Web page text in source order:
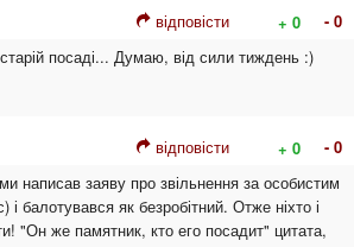
відповісти + 0
- 0
посаді... Думаю, від сили тиждень :)
відповісти + 0
- 0
написав заяву про звільнення за особистим
балотувався як безробітний. Отже ніхто і
"Он же памятник, кто его посадит" цитата,